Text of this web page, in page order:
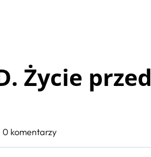
Życie przed
0 komentarzy